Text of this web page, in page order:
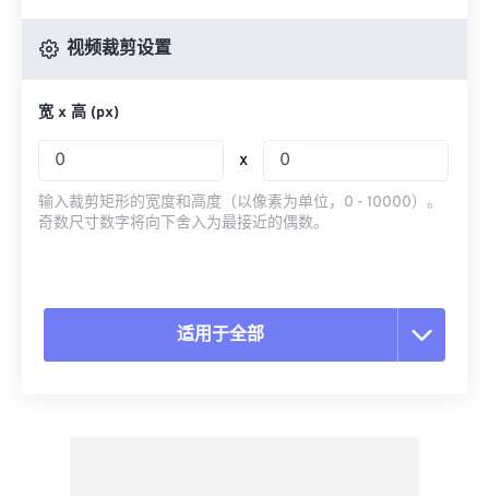
视频裁剪设置
宽 x 高 (px)
x
输入裁剪矩形的宽度和高度（以像素为单位，0 - 10000）。
奇数尺寸数字将向下舍入为最接近的偶数。
适用于全部